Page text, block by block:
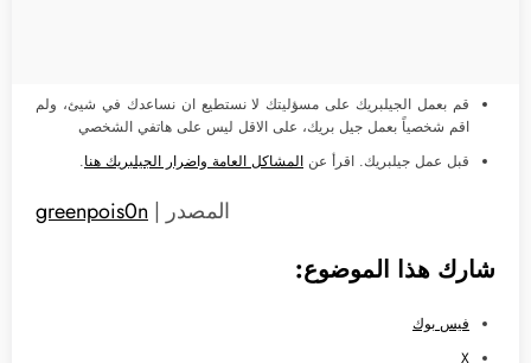
قم بعمل الجيلبريك على مسؤليتك لا نستطيع ان نساعدك في شيئ، ولم
اقم شخصياً بعمل جيل بريك، على الاقل ليس على هاتفي الشخصي
قبل عمل جيلبريك. اقرأ عن المشاكل العامة واضرار الجيلبريك هنا.
المصدر | greenpois0n
شارك هذا الموضوع:
فيس بوك
X